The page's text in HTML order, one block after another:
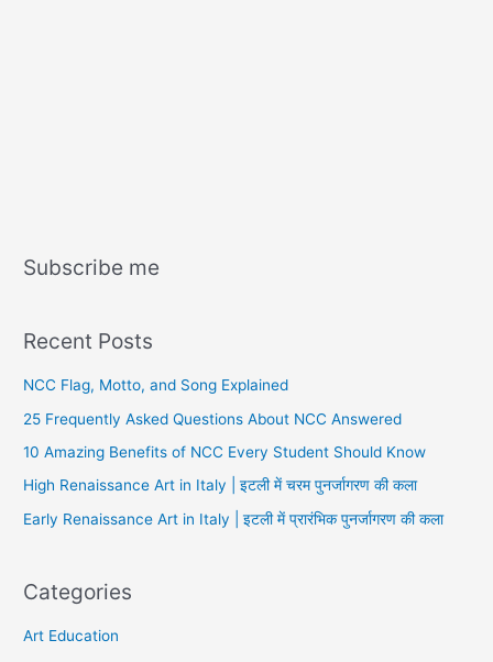
Subscribe me
Recent Posts
NCC Flag, Motto, and Song Explained
25 Frequently Asked Questions About NCC Answered
10 Amazing Benefits of NCC Every Student Should Know
High Renaissance Art in Italy | इटली में चरम पुनर्जागरण की कला
Early Renaissance Art in Italy | इटली में प्रारंभिक पुनर्जागरण की कला
Categories
Art Education